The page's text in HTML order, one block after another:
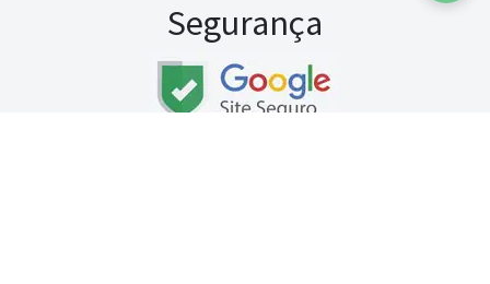
Segurança